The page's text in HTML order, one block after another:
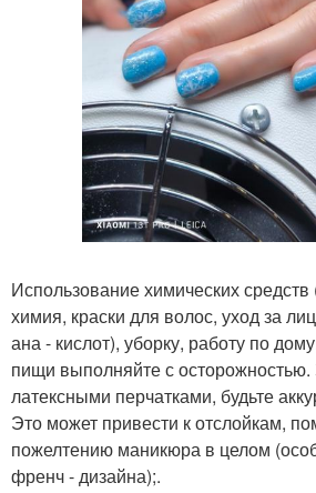
Использование химических
химия, краски для волос, уход за
ана - кислот), уборку, работу по
пищи выполняйте с
латексными перчатками, будьте
Это может привести к отслойкам,
пожелтению маникюра в целом
френч - дизайна);.